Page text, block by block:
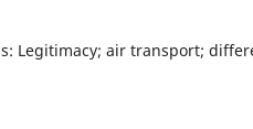
Legitimacy; air transport;